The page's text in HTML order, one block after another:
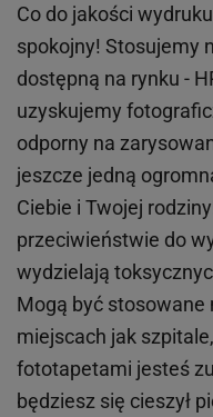
Co do jakości
spokojny! Stosujemy
dostępną na rynku -
uzyskujemy
odporny na
jeszcze jedną
Ciebie i Twojej
przeciwieństwie do
wydzielają
Mogą być
miejscach jak
fototapetami jesteś
będziesz się cieszył